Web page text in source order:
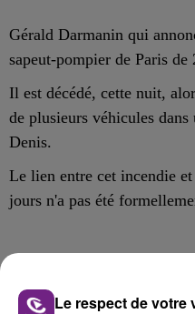
Gérald Darmanin qui
sapeut-pompier de Paris de
Il est décédé, cette nuit,
de plusieurs véhicules
Denis.
Le lien entre cet incendie
jours n'a pas été
FIL D'ACTU
Le respect de votre